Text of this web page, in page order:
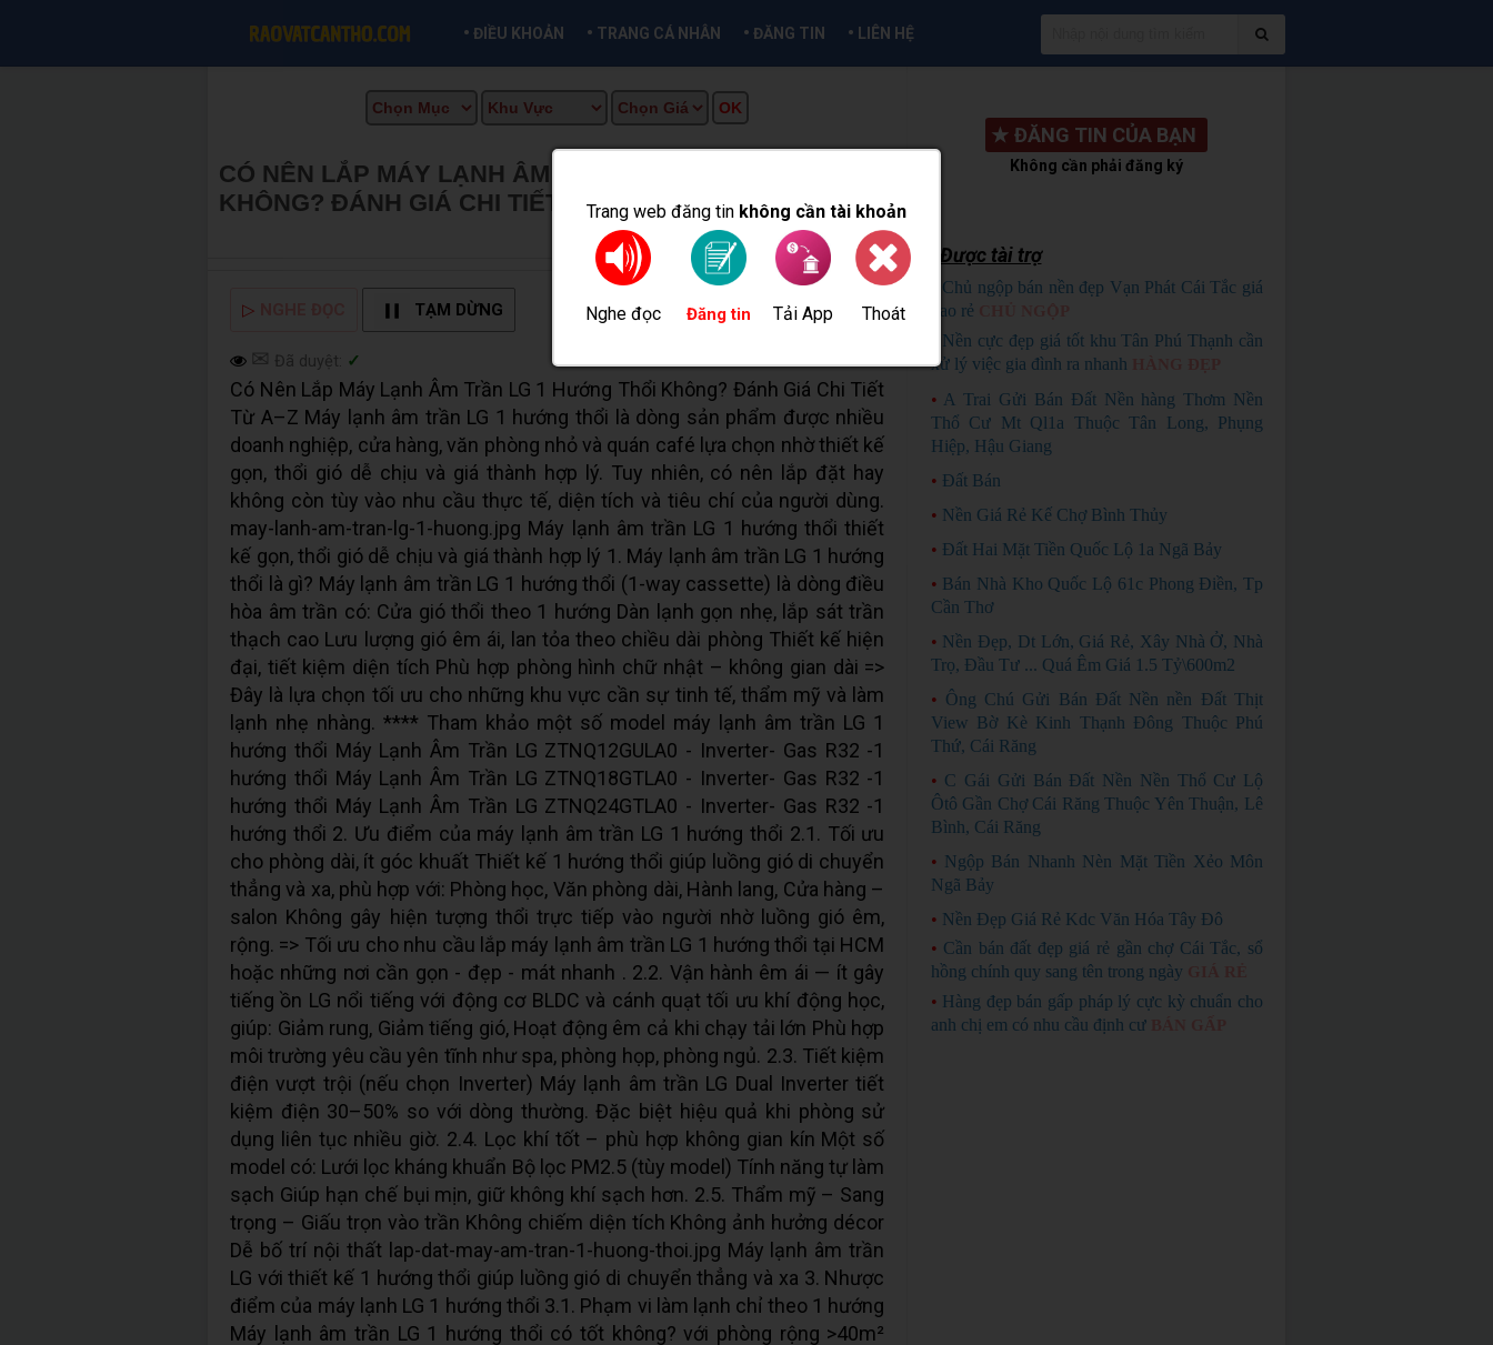
Trang web đăng tin không cần tài khoản
Nghe đọc Đăng tin Tải App Thoát
• ĐIỀU KHOẢN • TRANG CÁ NHÂN • ĐĂNG TIN • LIÊN HỆ
CÓ NÊN LẮP MÁY LẠNH ÂM TRẦN LG 1 HƯỚNG THỔI
KHÔNG? ĐÁNH GIÁ CHI TIẾT TỪ A–Z★MUA BÁN TẠI
▷ TẠM DỪNG
✉ Đã duyệt: ✓
Có Nên Lắp Máy Lạnh Âm Trần LG 1 Hướng Thổi Không? Đánh Giá Chi Tiết
Từ A–Z Máy lạnh âm trần LG 1 hướng thổi là dòng sản phẩm được nhiều
doanh nghiệp, cửa hàng, văn phòng nhỏ và quán café lựa chọn nhờ thiết kế
gọn, thổi gió dễ chịu và giá thành hợp lý. Tuy nhiên, có nên lắp đặt hay
không còn tùy vào nhu cầu thực tế, diện tích và tiêu chí của người dùng.
may-lanh-am-tran-lg-1-huong.jpg Máy lạnh âm trần LG 1 hướng thổi thiết
kế gọn, thổi gió dễ chịu và giá thành hợp lý 1. Máy lạnh âm trần LG 1 hướng
thổi là gì? Máy lạnh âm trần LG 1 hướng thổi (1-way cassette) là dòng điều
hòa âm trần có: Cửa gió thổi theo 1 hướng Dàn lạnh gọn nhẹ, lắp sát trần
thạch cao Lưu lượng gió êm ái, lan tỏa theo chiều dài phòng Thiết kế hiện
đại, tiết kiệm diện tích Phù hợp phòng hình chữ nhật – không gian dài =>
Đây là lựa chọn tối ưu cho những khu vực cần sự tinh tế, thẩm mỹ và làm
lạnh nhẹ nhàng. **** Tham khảo một số model máy lạnh âm trần LG 1
hướng thổi Máy Lạnh Âm Trần LG ZTNQ12GULA0 - Inverter- Gas R32 -1
hướng thổi Máy Lạnh Âm Trần LG ZTNQ18GTLA0 - Inverter- Gas R32 -1
hướng thổi Máy Lạnh Âm Trần LG ZTNQ24GTLA0 - Inverter- Gas R32 -1
hướng thổi 2. Ưu điểm của máy lạnh âm trần LG 1 hướng thổi 2.1. Tối ưu
cho phòng dài, ít góc khuất Thiết kế 1 hướng thổi giúp luồng gió di chuyển
thẳng và xa, phù hợp với: Phòng học, Văn phòng dài, Hành lang, Cửa hàng –
salon Không gây hiện tượng thổi trực tiếp vào người nhờ luồng gió êm,
rộng. => Tối ưu cho nhu cầu lắp máy lạnh âm trần LG 1 hướng thổi tại HCM
hoặc những nơi cần gọn - đẹp - mát nhanh . 2.2. Vận hành êm ái — ít gây
tiếng ồn LG nổi tiếng với động cơ BLDC và cánh quạt tối ưu khí động học,
giúp: Giảm rung, Giảm tiếng gió, Hoạt động êm cả khi chạy tải lớn Phù hợp
môi trường yêu cầu yên tĩnh như spa, phòng họp, phòng ngủ. 2.3. Tiết kiệm
điện vượt trội (nếu chọn Inverter) Máy lạnh âm trần LG Dual Inverter tiết
kiệm điện 30–50% so với dòng thường. Đặc biệt hiệu quả khi phòng sử
dụng liên tục nhiều giờ. 2.4. Lọc khí tốt – phù hợp không gian kín Một số
model có: Lưới lọc kháng khuẩn Bộ lọc PM2.5 (tùy model) Tính năng tự làm
sạch Giúp hạn chế bụi mịn, giữ không khí sạch hơn. 2.5. Thẩm mỹ – Sang
trọng – Giấu trọn vào trần Không chiếm diện tích Không ảnh hưởng décor
Dễ bố trí nội thất lap-dat-may-am-tran-1-huong-thoi.jpg Máy lạnh âm trần
LG với thiết kế 1 hướng thổi giúp luồng gió di chuyển thẳng và xa 3. Nhược
điểm của máy lạnh LG 1 hướng thổi 3.1. Phạm vi làm lạnh chỉ theo 1 hướng
Máy lạnh âm trần LG 1 hướng thổi có tốt không? với phòng rộng >40m²
★ ĐĂNG TIN CỦA BẠN
Không cần phải đăng ký
Được tài trợ
Chủ ngộp bán nền đẹp Vạn Phát Cái Tắc giá
bao rẻ
Nền cực đẹp giá tốt khu Tân Phú Thạnh cần
xử lý việc gia đình ra nhanh
• A Trai Gửi Bán Đất Nền hàng Thơm Nền
Thổ Cư Mt Ql1a Thuộc Tân Long, Phụng
Hiệp, Hậu Giang
• Đất Bán
• Nền Giá Rẻ Kế Chợ Bình Thủy
• Đất Hai Mặt Tiền Quốc Lộ 1a Ngã Bảy
• Bán Nhà Kho Quốc Lộ 61c Phong Điền, Tp
Cần Thơ
• Nền Đẹp, Dt Lớn, Giá Rẻ, Xây Nhà Ở, Nhà
Trọ, Đầu Tư ... Quá Êm Giá 1.5 Tỷ\600m2
• Ông Chú Gửi Bán Đất Nền nền Đất Thịt
View Bờ Kè Kinh Thạnh Đông Thuộc Phú
Thứ, Cái Răng
• C Gái Gửi Bán Đất Nền Nền Thổ Cư Lộ
Ôtô Gần Chợ Cái Răng Thuộc Yên Thuận, Lê
Bình, Cái Răng
• Ngộp Bán Nhanh Nèn Mặt Tiền Xẻo Môn
Ngã Bảy
• Nền Đẹp Giá Rẻ Kdc Văn Hóa Tây Đô
• Cần bán đất đẹp giá rẻ gần chợ Cái Tắc, sổ
hồng chính quy sang tên trong ngày
• Hàng đẹp bán gấp pháp lý cực kỳ chuẩn cho
anh chị em có nhu cầu định cư